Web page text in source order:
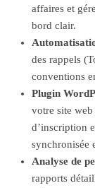
affaires et
bord clair.
des rappels
conventions
Plugin
votre site
d’inscription
synchronisée
Analyse de
rapports